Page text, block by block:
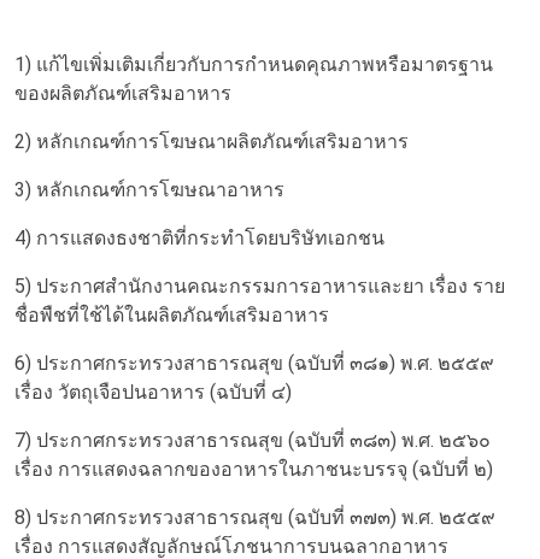
1) แก้ไขเพิ่มเติมเกี่ยวกับการกำหนดคุณภาพหรือมาตรฐาน
ของผลิตภัณฑ์เสริมอาหาร
2) หลักเกณฑ์การโฆษณาผลิตภัณฑ์เสริมอาหาร
3) หลักเกณฑ์การโฆษณาอาหาร
4) การแสดงธงชาติที่กระทำโดยบริษัทเอกชน
5) ประกาศสำนักงานคณะกรรมการอาหารและยา เรื่อง ราย
ชื่อพืชที่ใช้ได้ในผลิตภัณฑ์เสริมอาหาร
6) ประกาศกระทรวงสาธารณสุข (ฉบับที่ ๓๘๑) พ.ศ. ๒๕๕๙
เรื่อง วัตถุเจือปนอาหาร (ฉบับที่ ๔)
7) ประกาศกระทรวงสาธารณสุข (ฉบับที่ ๓๘๓) พ.ศ. ๒๕๖๐
เรื่อง การแสดงฉลากของอาหารในภาชนะบรรจุ (ฉบับที่ ๒)
8) ประกาศกระทรวงสาธารณสุข (ฉบับที่ ๓๗๓) พ.ศ. ๒๕๕๙
เรื่อง การแสดงสัญลักษณ์โภชนาการบนฉลากอาหาร